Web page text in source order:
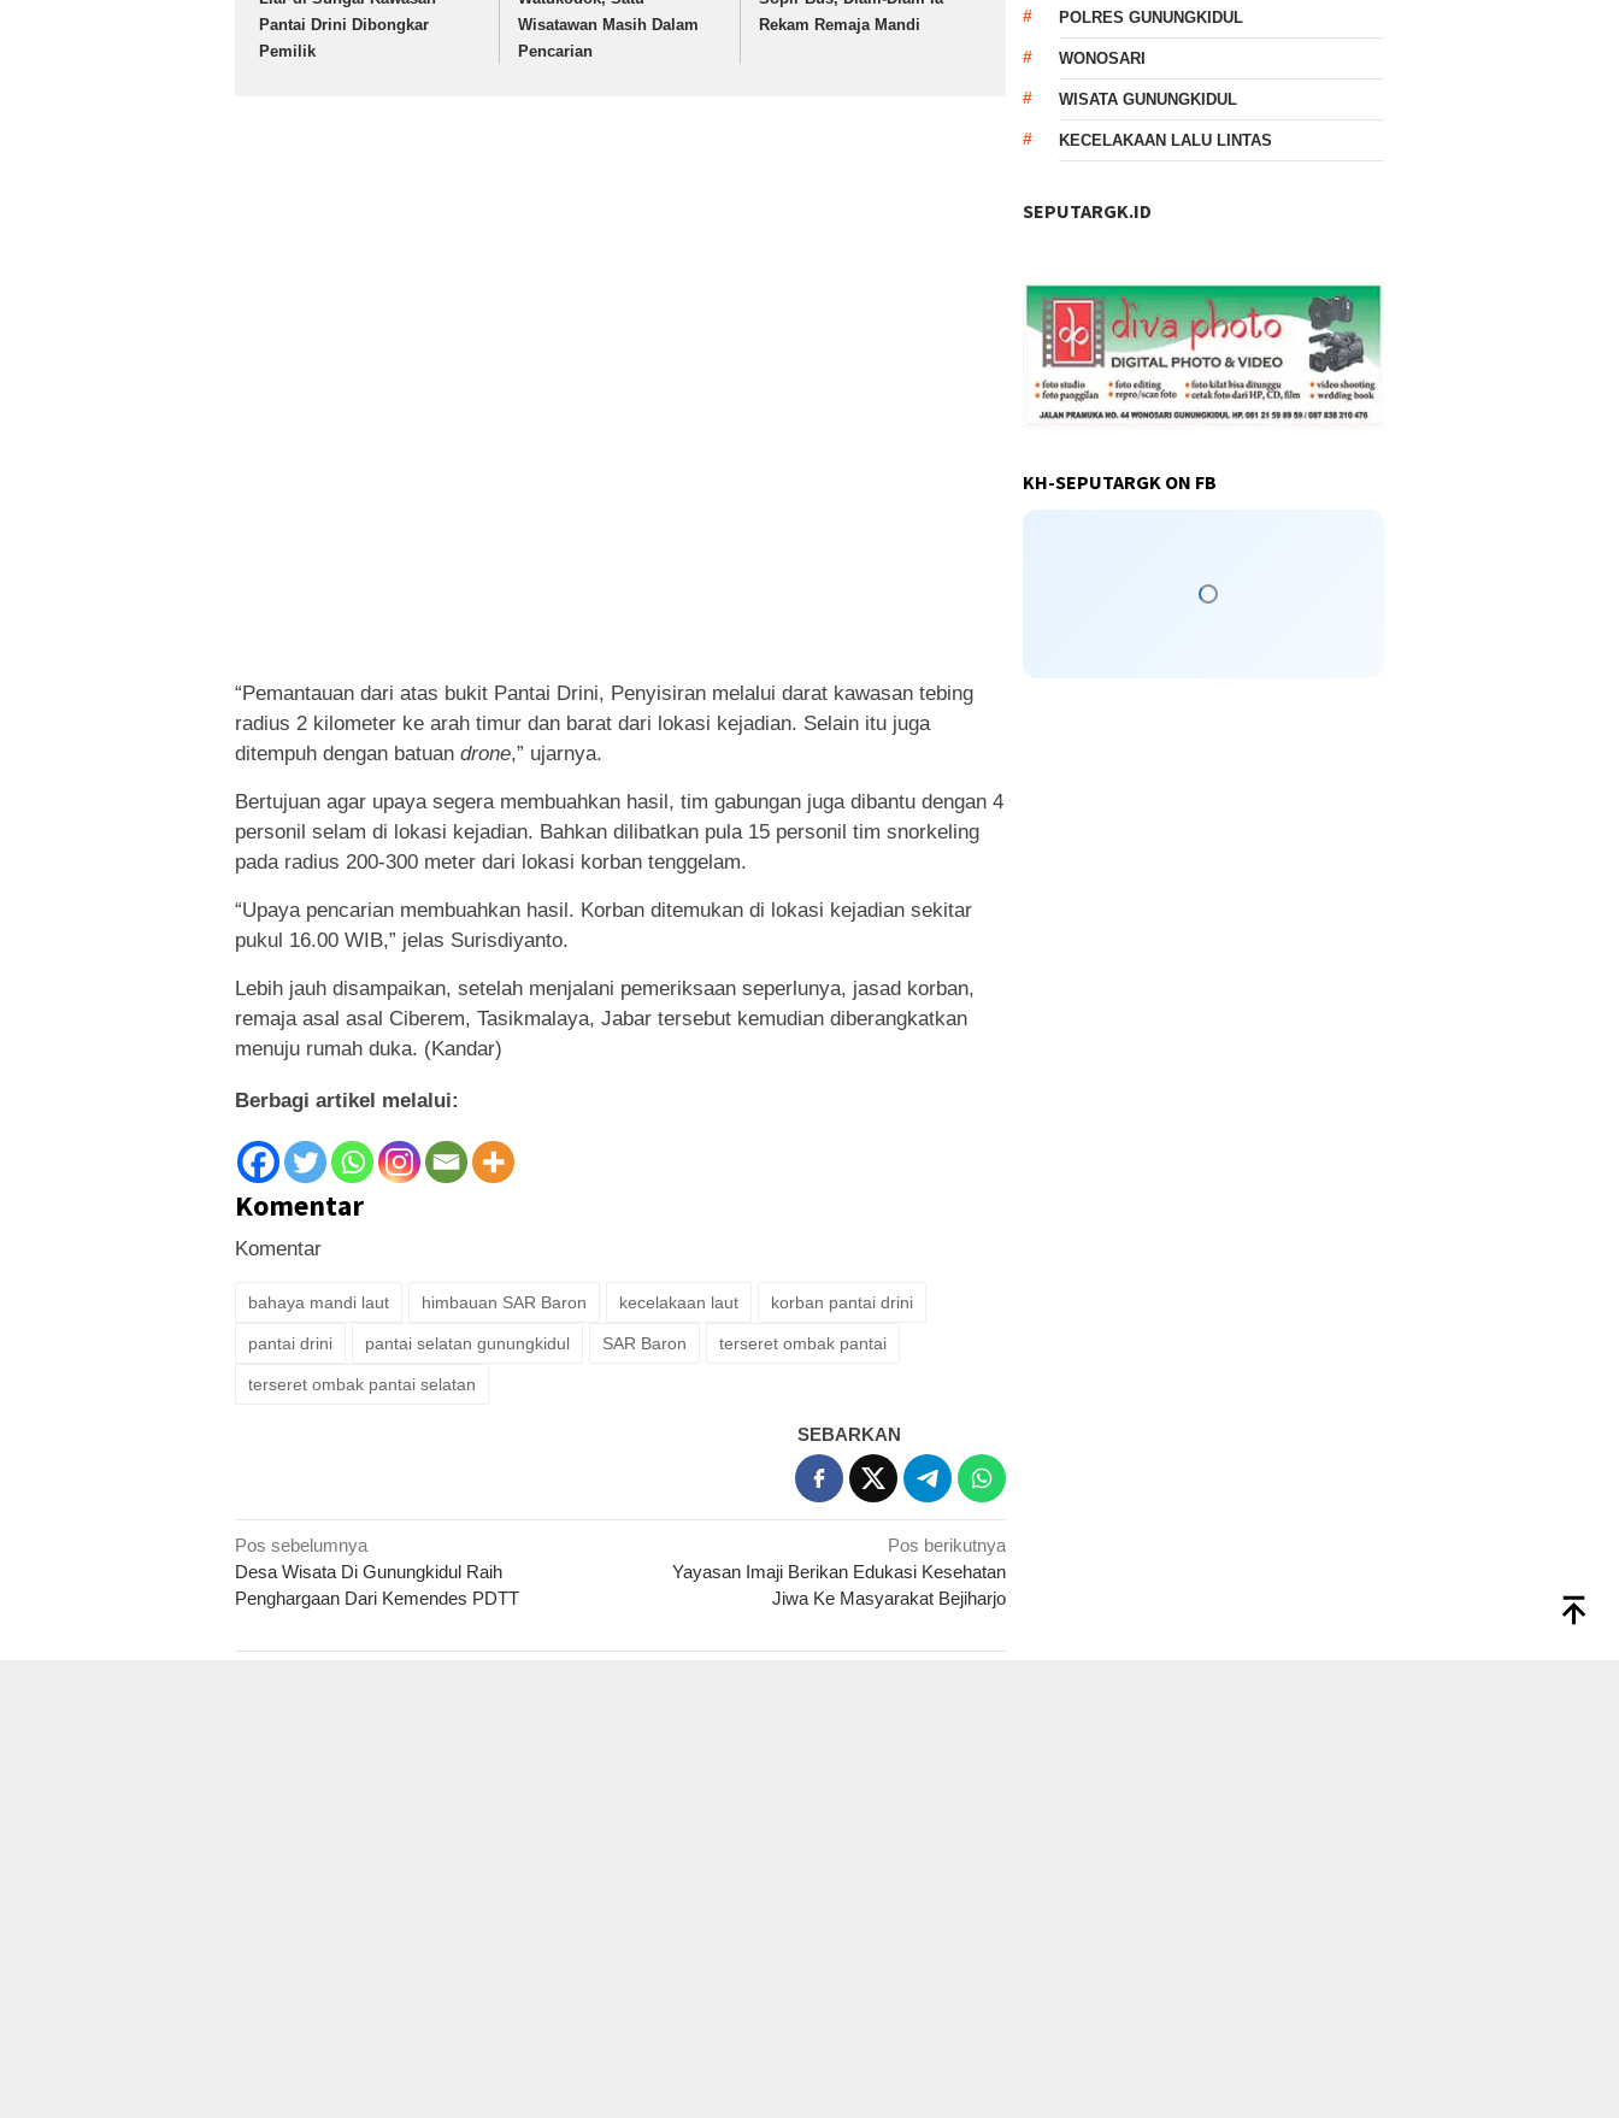
Pantai Drini Dibongkar
Pemilik
Wisatawan Masih Dalam
Pencarian
Rekam Remaja Mandi
“Pemantauan dari atas bukit Pantai Drini, Penyisiran melalui darat kawasan tebing
radius 2 kilometer ke arah timur dan barat dari lokasi kejadian. Selain itu juga
ditempuh dengan batuan drone,” ujarnya.
Bertujuan agar upaya segera membuahkan hasil, tim gabungan juga dibantu dengan 4
personil selam di lokasi kejadian. Bahkan dilibatkan pula 15 personil tim snorkeling
pada radius 200-300 meter dari lokasi korban tenggelam.
“Upaya pencarian membuahkan hasil. Korban ditemukan di lokasi kejadian sekitar
pukul 16.00 WIB,” jelas Surisdiyanto.
Lebih jauh disampaikan, setelah menjalani pemeriksaan seperlunya, jasad korban,
remaja asal asal Ciberem, Tasikmalaya, Jabar tersebut kemudian diberangkatkan
menuju rumah duka. (Kandar)
Berbagi artikel melalui:
Komentar
Komentar
bahaya mandi laut himbauan SAR Baron kecelakaan laut korban pantai drini
pantai drini pantai selatan gunungkidul SAR Baron terseret ombak pantai
terseret ombak pantai selatan
SEBARKAN
Navigasi
pos
Pos sebelumnya
Desa Wisata Di Gunungkidul Raih
Penghargaan Dari Kemendes PDTT
Pos berikutnya
Yayasan Imaji Berikan Edukasi Kesehatan
Jiwa Ke Masyarakat Bejiharjo
POLRES GUNUNGKIDUL
WONOSARI
WISATA GUNUNGKIDUL
KECELAKAAN LALU LINTAS
SEPUTARGK.ID
KH-SEPUTARGK ON FB